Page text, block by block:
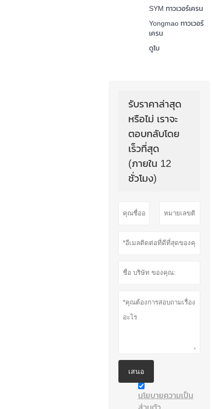
SYM ทาวเวอร์เครน
Yongmao ทาวเวอร์
เครน
ดูไบ
รับราคาล่าสุด
หรือไม่ เราจะ
ตอบกลับโดย
เร็วที่สุด
(ภายใน 12
ชั่วโมง)
เสนอ
นโยบายความเป็น